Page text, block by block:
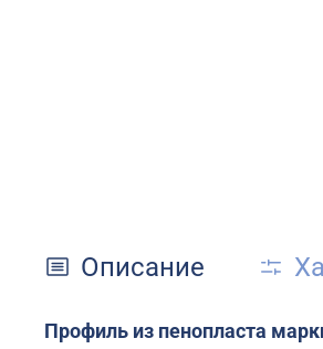
Описание
Профиль из пенопласта